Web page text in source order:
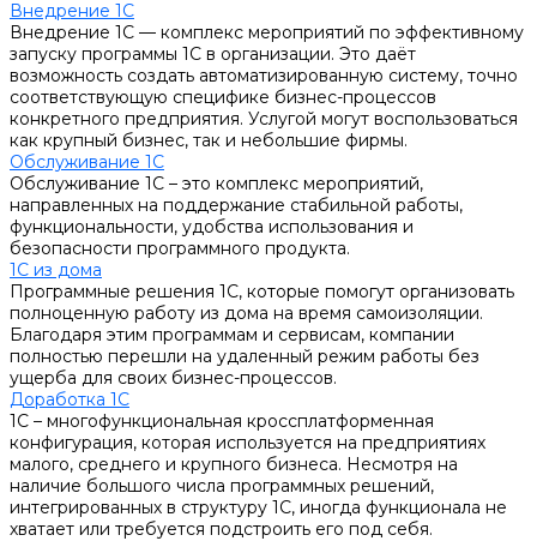
Внедрение 1С
Внедрение 1С — комплекс мероприятий по эффективному
запуску программы 1С в организации. Это даёт
возможность создать автоматизированную систему, точно
соответствующую специфике бизнес-процессов
конкретного предприятия. Услугой могут воспользоваться
как крупный бизнес, так и небольшие фирмы.
Обслуживание 1С
Обслуживание 1С – это комплекс мероприятий,
направленных на поддержание стабильной работы,
функциональности, удобства использования и
безопасности программного продукта.
1С из дома
Программные решения 1С, которые помогут организовать
полноценную работу из дома на время самоизоляции.
Благодаря этим программам и сервисам, компании
полностью перешли на удаленный режим работы без
ущерба для своих бизнес-процессов.
Доработка 1С
1С – многофункциональная кроссплатформенная
конфигурация, которая используется на предприятиях
малого, среднего и крупного бизнеса. Несмотря на
наличие большого числа программных решений,
интегрированных в структуру 1С, иногда функционала не
хватает или требуется подстроить его под себя.